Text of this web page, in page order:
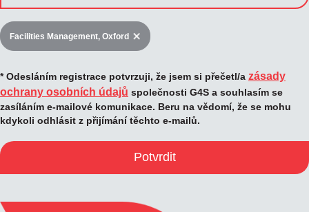
Facilities Management, Oxford
* Odesláním registrace potvrzuji, že jsem si přečetl/a zásady
ochrany osobních údajů společnosti G4S a souhlasím se
zasíláním e-mailové komunikace. Beru na vědomí, že se mohu
kdykoli odhlásit z přijímání těchto e-mailů.
Potvrdit